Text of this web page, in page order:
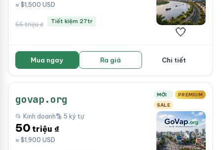
≈ $1,500 USD
66 triệu ₫ Tiết kiệm 27tr
🤍
Mua ngay Ra giá Chi tiết
govap.org MỚI
PREMIUM
SALE
📂 Kinh doanh🔡 5 ký tự
50 triệu ₫
≈ $1,900 USD